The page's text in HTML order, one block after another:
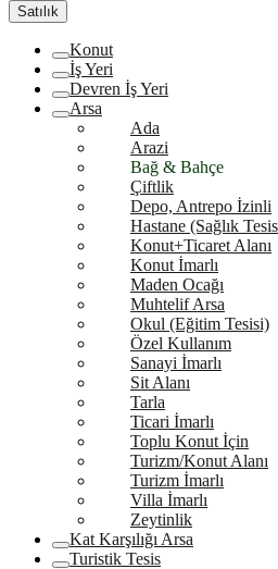
Satılık
Konut
İş Yeri
Devren İş Yeri
Arsa
Ada
Arazi
Bağ & Bahçe
Çiftlik
Depo, Antrepo İzinli
Hastane (Sağlık
Konut+Ticaret Alanı
Konut İmarlı
Maden Ocağı
Muhtelif Arsa
Okul (Eğitim Tesisi)
Özel Kullanım
Sanayi İmarlı
Sit Alanı
Tarla
Ticari İmarlı
Toplu Konut İçin
Turizm/Konut Alanı
Turizm İmarlı
Villa İmarlı
Zeytinlik
Kat Karşılığı Arsa
Turistik Tesis